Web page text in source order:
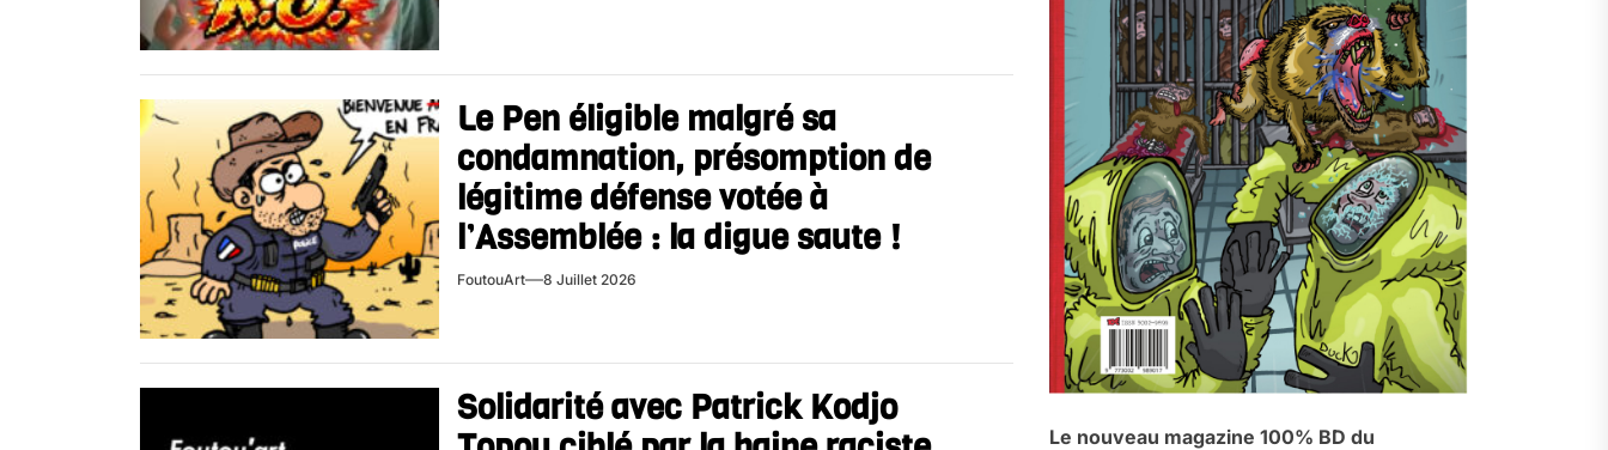
Le Pen éligible malgré sa
condamnation, présomption de
légitime défense votée à
l’Assemblée : la digue saute !
FoutouArt 8 Juillet 2026
Solidarité avec Patrick Kodjo
Le nouveau magazine 100% BD du